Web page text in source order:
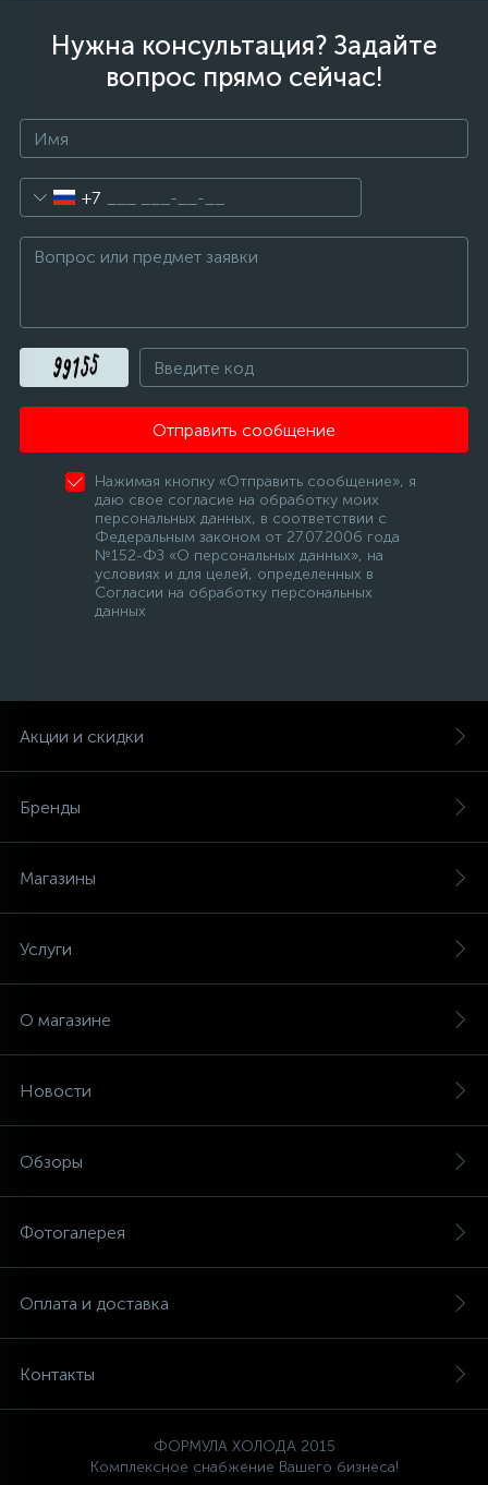
Нужна консультация? Задайте
вопрос прямо сейчас!
+7
Отправить сообщение
Нажимая кнопку «Отправить сообщение», я
даю свое согласие на обработку моих
персональных данных, в соответствии с
Федеральным законом от 27.07.2006 года
№152-ФЗ «О персональных данных», на
условиях и для целей, определенных в
Согласии на обработку персональных
данных
Акции и скидки
Бренды
Магазины
Услуги
О магазине
Новости
Обзоры
Фотогалерея
Оплата и доставка
Контакты
ФОРМУЛА ХОЛОДА 2015
Комплексное снабжение Вашего бизнеса!